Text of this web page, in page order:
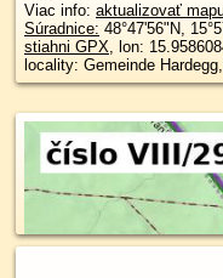
Viac info: aktualizovať
Súradnice: 48°47'56"N,
stiahni GPX, lon:
locality: Gemeinde Hardegg,